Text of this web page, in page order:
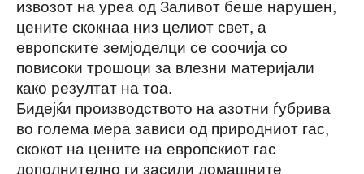
извозот на уреа од Заливот беше нарушен,
цените скокнаа низ целиот свет, а
европските земјоделци се соочија со
повисоки трошоци за влезни материјали
како резултат на тоа.
Бидејќи производството на азотни ѓубрива
во голема мера зависи од природниот гас,
скокот на цените на европскиот гас
дополнително ги засили домашните